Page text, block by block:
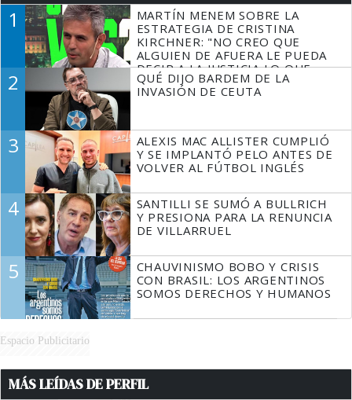
1
MARTÍN MENEM SOBRE LA
ESTRATEGIA DE CRISTINA
KIRCHNER: "NO CREO QUE
ALGUIEN DE AFUERA LE PUEDA
DECIR A LA JUSTICIA LO QUE
TIENE QUE HACER"
2
QUÉ DIJO BARDEM DE LA
INVASIÓN DE CEUTA
3
ALEXIS MAC ALLISTER CUMPLIÓ
Y SE IMPLANTÓ PELO ANTES DE
VOLVER AL FÚTBOL INGLÉS
4
SANTILLI SE SUMÓ A BULLRICH
Y PRESIONA PARA LA RENUNCIA
DE VILLARRUEL
5
CHAUVINISMO BOBO Y CRISIS
CON BRASIL: LOS ARGENTINOS
SOMOS DERECHOS Y HUMANOS
Espacio Publicitario
MÁS LEÍDAS DE PERFIL